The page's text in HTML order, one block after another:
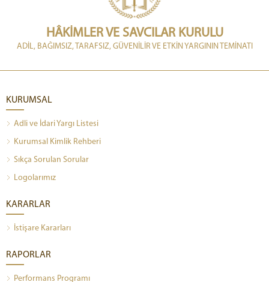
HÂKİMLER VE SAVCILAR KURULU
ADİL, BAĞIMSIZ, TARAFSIZ, GÜVENİLİR VE ETKİN YARGININ TEMİNATI
KURUMSAL
Adli ve İdari Yargı Listesi
Kurumsal Kimlik Rehberi
Sıkça Sorulan Sorular
Logolarımız
KARARLAR
İstişare Kararları
RAPORLAR
Performans Programı